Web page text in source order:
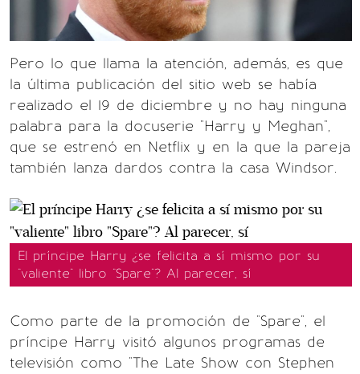
Pero lo que llama la atención, además, es que
la última publicación del sitio web se había
realizado el 19 de diciembre y no hay ninguna
palabra para la docuserie "Harry y Meghan",
que se estrenó en Netflix y en la que la pareja
también lanza dardos contra la casa Windsor.
El príncipe Harry ¿se felicita a sí mismo por su
"valiente" libro "Spare"? Al parecer, sí
Como parte de la promoción de "Spare", el
príncipe Harry visitó algunos programas de
televisión como "The Late Show con Stephen